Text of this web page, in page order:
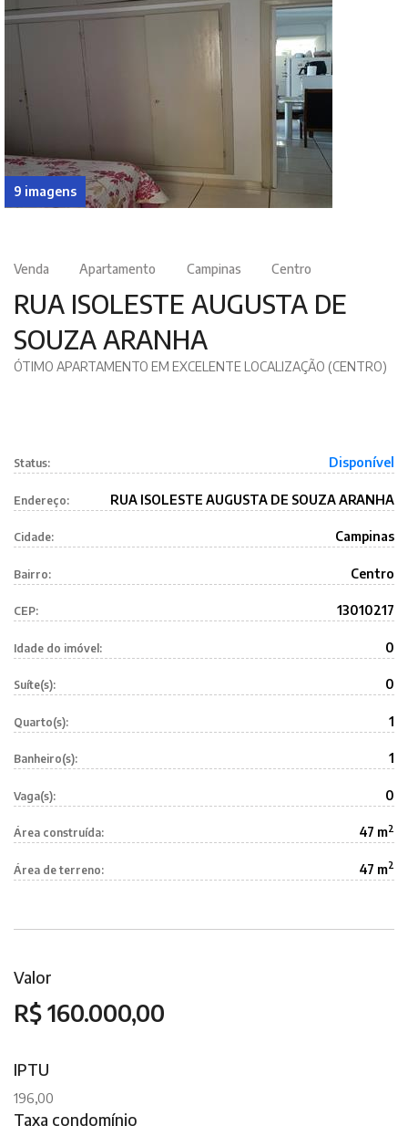
9 imagens
Venda Apartamento Campinas Centro
RUA ISOLESTE AUGUSTA DE
SOUZA ARANHA
ÓTIMO APARTAMENTO EM EXCELENTE LOCALIZAÇÃO (CENTRO)
Status: Disponível
Endereço: RUA ISOLESTE AUGUSTA DE SOUZA ARANHA
Cidade: Campinas
Bairro: Centro
CEP: 13010217
Idade do imóvel: 0
Suíte(s): 0
Quarto(s): 1
Banheiro(s): 1
Vaga(s): 0
Área construída: 47 m2
Área de terreno: 47 m2
Valor
R$ 160.000,00
IPTU
196,00
Taxa condomínio